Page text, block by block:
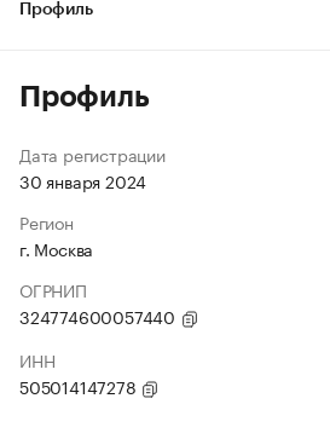
Профиль
Профиль
Дата регистрации
30 января 2024
Регион
г. Москва
ОГРНИП
324774600057440
ИНН
505014147278